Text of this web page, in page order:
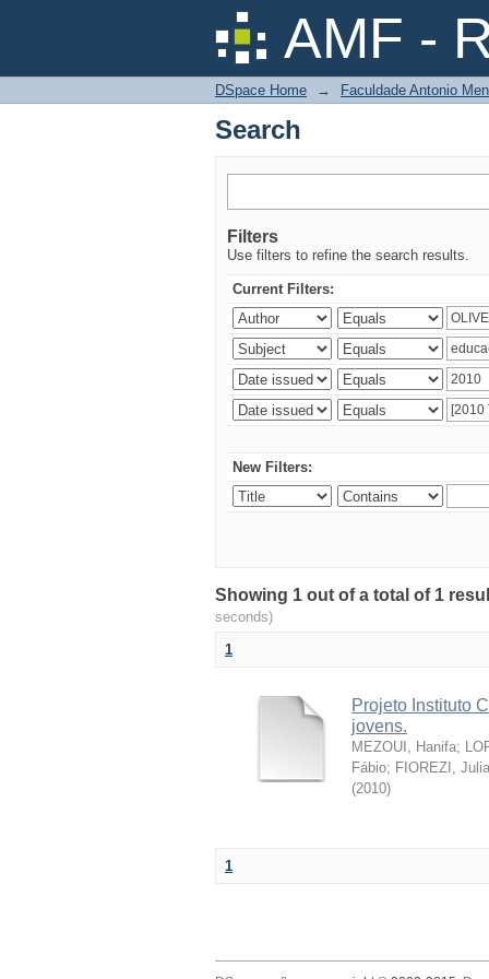
AMF -
Search
DSpace Home → Faculdade Antonio
Search
Filters
Use filters to refine the search results.
Current Filters:
New Filters:
Showing 1 out of a total of 1
seconds)
1
Projeto Instituto
jovens.
MEZOUI, Hanifa;
Fábio; FIOREZI,
(2010)
1